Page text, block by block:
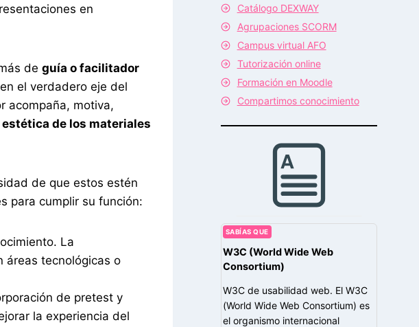
en
de guía o facilitador
el verdadero eje del
acompaña, motiva,
de los materiales
de que estos estén
para cumplir su función:
La
áreas tecnológicas o
de pretest y
la experiencia del
Catálogo DEXWAY
Agrupaciones SCORM
Campus virtual AFO
Tutorización online
Formación en Moodle
Compartimos conocimiento
SABÍAS QUE
W3C (World Wide Web
Consortium)
W3C de usabilidad web. El W3C
(World Wide Web Consortium) es
el organismo internacional